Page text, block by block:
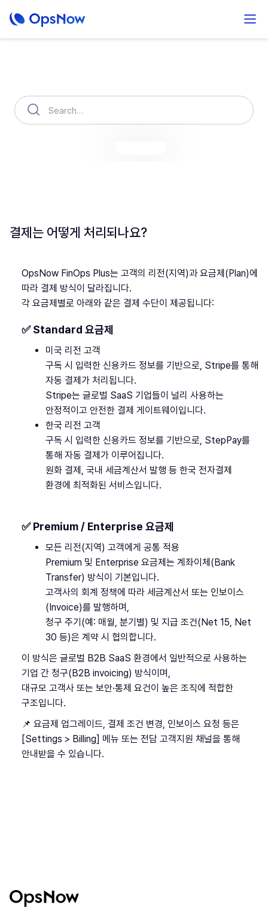
결제는 어떻게 처리되나요?
OpsNow FinOps Plus는 고객의 리전(지역)과 요금제(Plan)에
따라 결제 방식이 달라집니다.
각 요금제별로 아래와 같은 결제 수단이 제공됩니다:
✅ Standard 요금제
미국 리전 고객
구독 시 입력한 신용카드 정보를 기반으로, Stripe를 통해
자동 결제가 처리됩니다.
Stripe는 글로벌 SaaS 기업들이 널리 사용하는
안정적이고 안전한 결제 게이트웨이입니다.
한국 리전 고객
구독 시 입력한 신용카드 정보를 기반으로, StepPay를
통해 자동 결제가 이루어집니다.
원화 결제, 국내 세금계산서 발행 등 한국 전자결제
환경에 최적화된 서비스입니다.
✅ Premium / Enterprise 요금제
모든 리전(지역) 고객에게 공통 적용
Premium 및 Enterprise 요금제는 계좌이체(Bank
Transfer) 방식이 기본입니다.
고객사의 회계 정책에 따라 세금계산서 또는 인보이스
(Invoice)를 발행하며,
청구 주기(예: 매월, 분기별) 및 지급 조건(Net 15, Net
30 등)은 계약 시 협의합니다.
이 방식은 글로벌 B2B SaaS 환경에서 일반적으로 사용하는
기업 간 청구(B2B invoicing) 방식이며,
대규모 고객사 또는 보안·통제 요건이 높은 조직에 적합한
구조입니다.
📌 요금제 업그레이드, 결제 조건 변경, 인보이스 요청 등은
[Settings > Billing] 메뉴 또는 전담 고객지원 채널을 통해
안내받을 수 있습니다.